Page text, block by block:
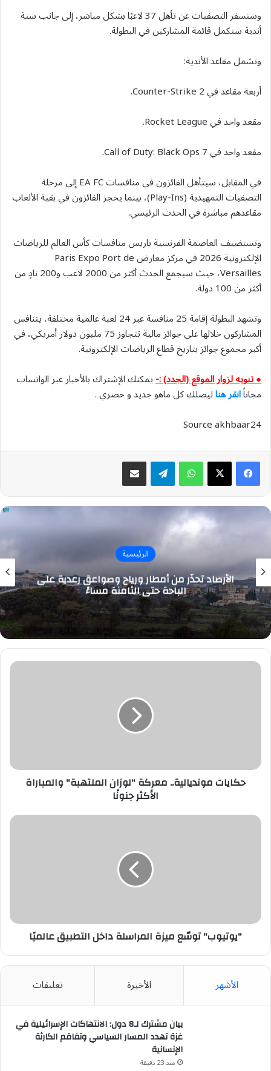
وستسفر التصفيات عن تأهل 37 لاعبًا بشكل مباشر، إلى جانب ستة
أندية ستكمل قائمة المشاركين في البطولة.
وتشمل مقاعد الأندية:
أربعة مقاعد في Counter-Strike 2.
مقعد واحد في Rocket League.
مقعد واحد في Call of Duty: Black Ops 7.
في المقابل، سيتأهل الفائزون في منافسات EA FC إلى مرحلة
التصفيات التمهيدية (Play-Ins)، بينما يحجز الفائزون في بقية الألعاب
مقاعدهم مباشرة في الحدث الرئيسي.
وتستضيف العاصمة الفرنسية باريس منافسات كأس العالم للرياضات
الإلكترونية 2026 في مركز معارض Paris Expo Port de
Versailles، حيث سيجمع الحدث أكثر من 2000 لاعب و200 نادٍ من
أكثر من 100 دولة.
وتشهد البطولة إقامة 25 منافسة عبر 24 لعبة عالمية مختلفة، يتنافس
المشاركون خلالها على جوائز مالية تتجاوز 75 مليون دولار أمريكي، في
أكبر مجموع جوائز بتاريخ قطاع الرياضات الإلكترونية.
● تنويه لزوار الموقع (الجدد) :-يمكنك الإشتراك بالأخبار عبر الواتساب
مجاناًانقر هناليصلك كل ماهو جديد و حصري .
Source akhbaar24
واتسابتيلقرام مشاركة عبر البريد
الرئيسية
الأرصاد تحذّر من أمطار ورياح وصواعق رعدية على
الباحة حتى الثامنة مساءً
حكايات
حكايات مونديالية.. معركة "لوزان الملتهبة" والمباراة
الأكثر جنونًا
"يوتيوب"
"يوتيوب" توسّع ميزة المراسلة داخل التطبيق عالميًا
الأشهر الأخيرة تعليقات
بيان مشترك لـ8 دول: الانتهاكات الإسرائيلية في
غزة تهدد المسار السياسي وتفاقم الكارثة
الإنسانية
منذ 23 دقيقة